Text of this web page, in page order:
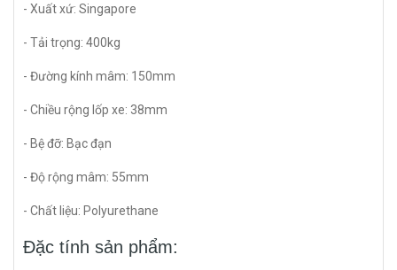
- Xuất xứ: Singapore
- Tải trọng: 400kg
- Đường kính mâm: 150mm
- Chiều rộng lốp xe: 38mm
- Bệ đỡ: Bạc đạn
- Độ rộng mâm: 55mm
- Chất liệu: Polyurethane
Đặc tính sản phẩm: